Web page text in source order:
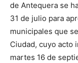
de Antequera se
31 de julio para
municipales que
Ciudad, cuyo acto
martes 16 de